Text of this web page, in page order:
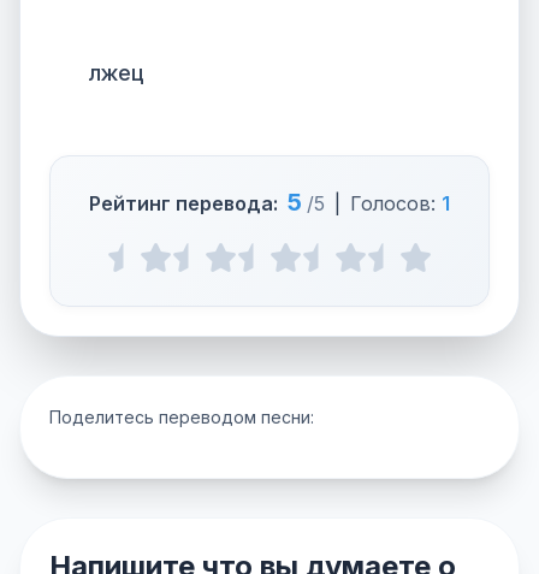
лжец
Рейтинг перевода: 5 /5 Голосов: 1
Поделитесь переводом песни:
Напишите что вы думаете о